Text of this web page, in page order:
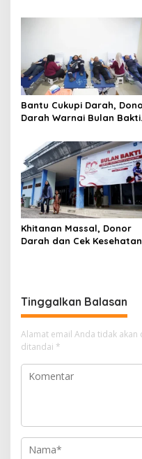
Massal, Donor Darah, dan
Layanan Kesehatan Gratis
Bantu Cukupi Darah,
Darah Warnai Bulan Bakti
Bangka Tengah
Khitanan Massal, Donor
Darah dan Cek Kesehatan
Tinggalkan Balasan
Alamat email Anda tidak akan
ditandai *